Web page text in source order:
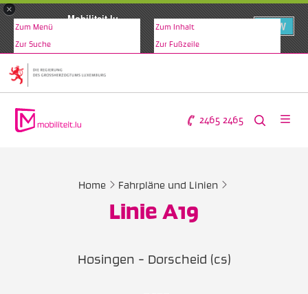
×
Mobiliteit.lu
VIEW
Zum Menü Zum Inhalt
Zur Suche Zur Fußzeile
2465 2465
Home Fahrpläne und Linien
Linie A19
Hosingen - Dorscheid (cs)